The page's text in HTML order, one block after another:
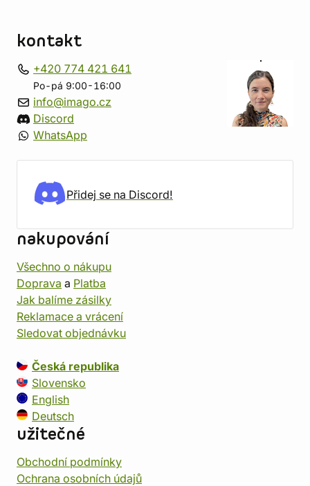
kontakt
+420 774 421 641
Po-pá 9:00-16:00
info@imago.cz
Discord
WhatsApp
Přidej se na Discord!
nakupování
Všechno o nákupu
Doprava a Platba
Jak balíme zásilky
Reklamace a vrácení
Sledovat objednávku
Česká republika
Slovensko
English
Deutsch
užitečné
Obchodní podmínky
Ochrana osobních údajů